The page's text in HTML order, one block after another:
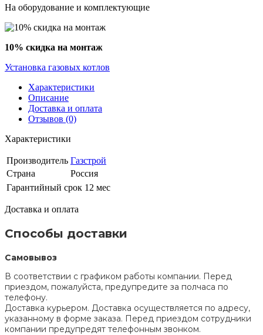
На оборудование и комплектующие
10% скидка на монтаж
Установка газовых котлов
Характеристики
Описание
Доставка и оплата
Отзывов (0)
Характеристики
Производитель Газстрой
Страна
Россия
Гарантийный срок 12 мес
Доставка и оплата
Способы доставки
Самовывоз
В соответствии с графиком работы компании. Перед
приездом, пожалуйста, предупредите за полчаса по
телефону.
Доставка курьером. Доставка осуществляется по адресу,
указанному в форме заказа. Перед приездом сотрудники
компании предупредят телефонным звонком.